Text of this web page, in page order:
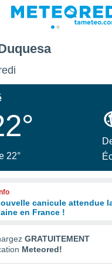
22°
canicule attendue
en France !
GRATUITEMENT
Meteored!